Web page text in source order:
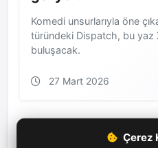
Çerez
Komedi unsurlarıyla öne
türündeki Dispatch, bu yaz
buluşacak.
27 Mart 2026